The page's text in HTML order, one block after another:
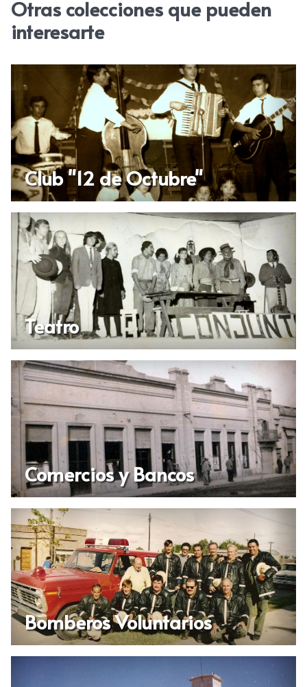
Otras colecciones que pueden
interesarte
Club "12 de Octubre"
Teatro
Comercios y Bancos
Bomberos Voluntarios